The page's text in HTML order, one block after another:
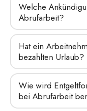
Welche
Abrufarbeit?
Hat ein
bezahlten Urlaub?
Wie wird
bei Abrufarbeit